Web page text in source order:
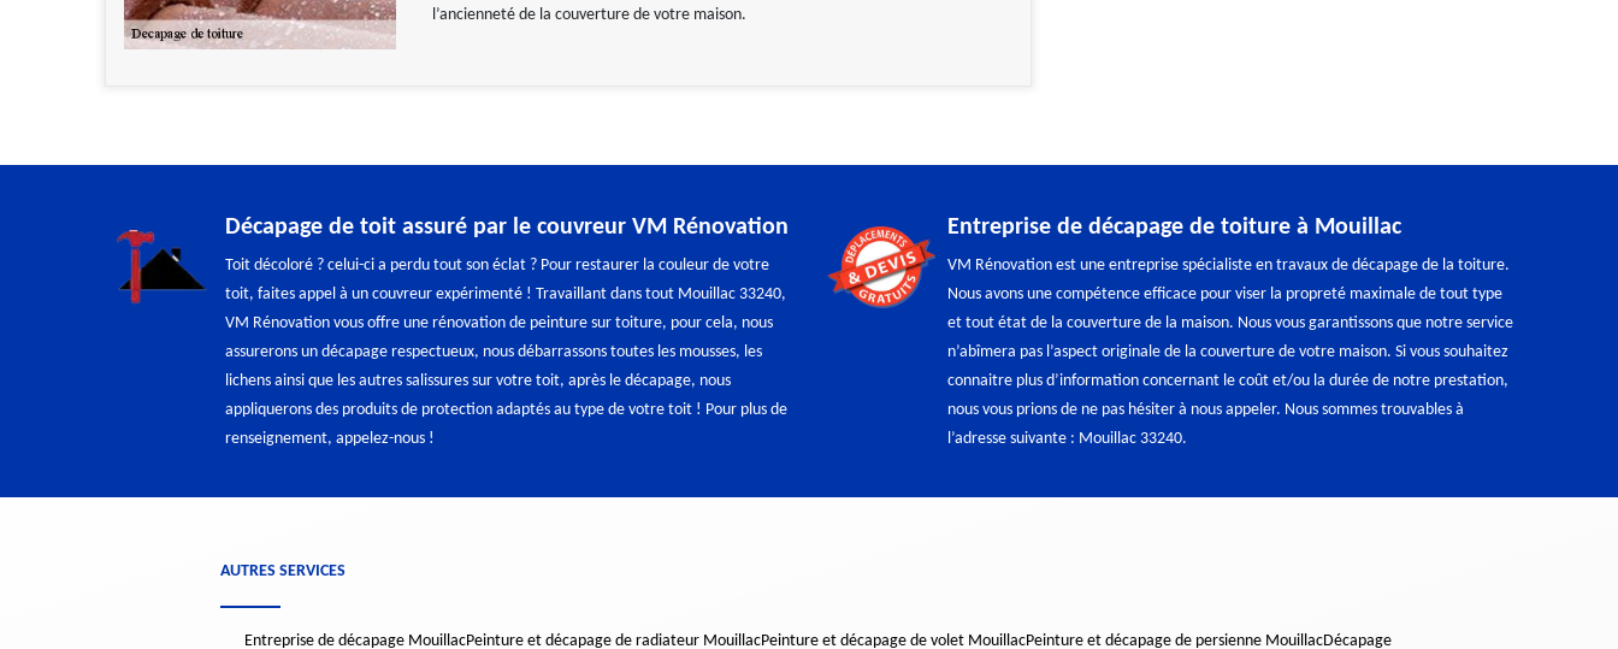
l’ancienneté de la couverture de votre maison.
Décapage de toit assuré par le couvreur VM Rénovation
Toit décoloré ? celui-ci a perdu tout son éclat ? Pour restaurer la couleur de votre
toit, faites appel à un couvreur expérimenté ! Travaillant dans tout Mouillac 33240,
VM Rénovation vous offre une rénovation de peinture sur toiture, pour cela, nous
assurerons un décapage respectueux, nous débarrassons toutes les mousses, les
lichens ainsi que les autres salissures sur votre toit, après le décapage, nous
appliquerons des produits de protection adaptés au type de votre toit ! Pour plus de
renseignement, appelez-nous !
Entreprise de décapage de toiture à Mouillac
VM Rénovation est une entreprise spécialiste en travaux de décapage de la toiture.
Nous avons une compétence efficace pour viser la propreté maximale de tout type
et tout état de la couverture de la maison. Nous vous garantissons que notre service
n’abîmera pas l’aspect originale de la couverture de votre maison. Si vous souhaitez
connaitre plus d’information concernant le coût et/ou la durée de notre prestation,
nous vous prions de ne pas hésiter à nous appeler. Nous sommes trouvables à
l’adresse suivante : Mouillac 33240.
AUTRES SERVICES
Entreprise de décapage MouillacPeinture et décapage de radiateur MouillacPeinture et décapage de volet MouillacPeinture et décapage de persienne MouillacDécapage